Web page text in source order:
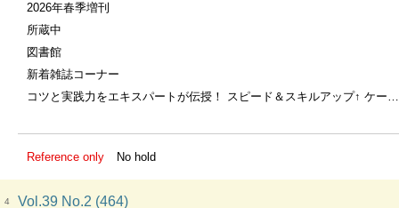
2026年春季増刊
所蔵中
図書館
新着雑誌コーナー
コツと実践力をエキスパートが伝授！ スピード＆スキルアップ↑ ケースで学ぶ 救急・ICUの看護記録
Reference only No hold
4 Vol.39 No.2 (464)